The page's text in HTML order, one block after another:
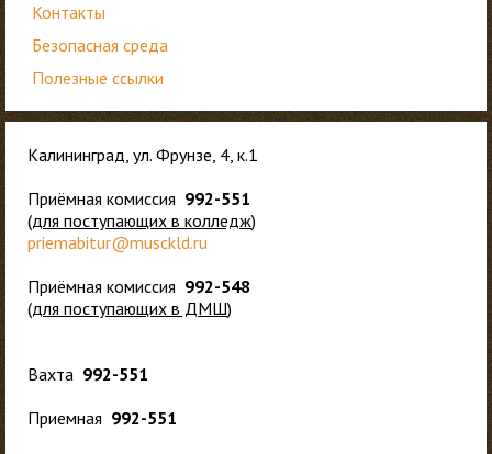
Контакты
Безопасная среда
Полезные ссылки
Калининград, ул. Фрунзе, 4, к.1
Приёмная комиссия 992-551
(для поступающих в колледж)
priemabitur@musckld.ru
Приёмная комиссия 992-548
(для поступающих в ДМШ)
Вахта 992-551
Приемная 992-551